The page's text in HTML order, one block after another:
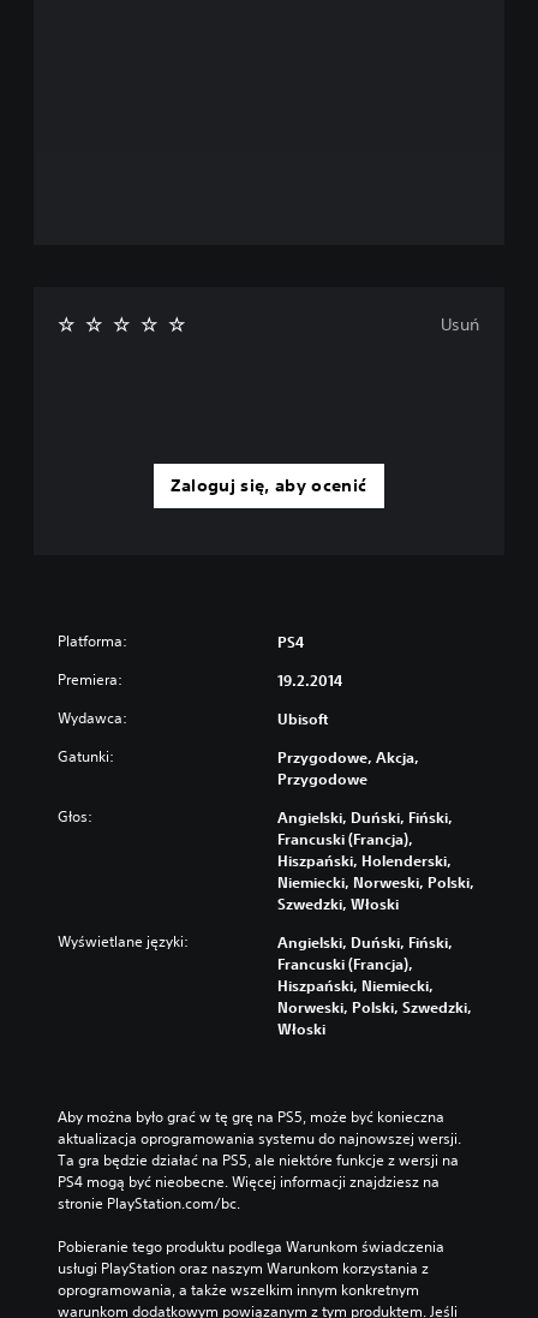
Zaloguj się, aby ocenić
Usuń
Platforma: PS4
Premiera: 19.2.2014
Wydawca: Ubisoft
Gatunki:
Przygodowe, Akcja,
Przygodowe
Głos:
Angielski, Duński, Fiński,
Francuski (Francja),
Hiszpański, Holenderski,
Niemiecki, Norweski, Polski,
Szwedzki, Włoski
Wyświetlane języki:
Angielski, Duński, Fiński,
Francuski (Francja),
Hiszpański, Niemiecki,
Norweski, Polski, Szwedzki,
Włoski
Aby można było grać w tę grę na PS5, może być konieczna
aktualizacja oprogramowania systemu do najnowszej wersji.
Ta gra będzie działać na PS5, ale niektóre funkcje z wersji na
PS4 mogą być nieobecne. Więcej informacji znajdziesz na
stronie PlayStation.com/bc.
Pobieranie tego produktu podlega Warunkom świadczenia
usługi PlayStation oraz naszym Warunkom korzystania z
oprogramowania, a także wszelkim innym konkretnym
warunkom dodatkowym powiązanym z tym produktem. Jeśli